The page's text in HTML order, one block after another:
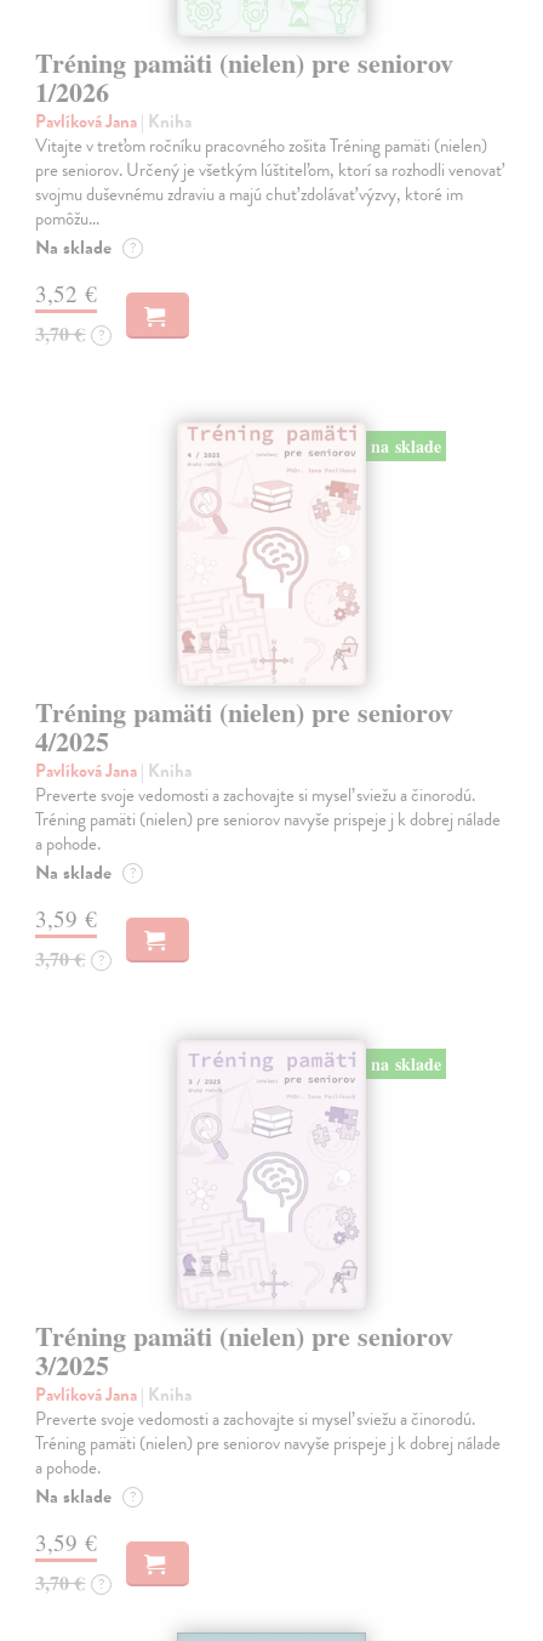
Tréning pamäti (nielen) pre seniorov
1/2026
Pavlíková Jana| Kniha
Vitajte v treťom ročníku pracovného zošita Tréning pamäti (nielen)
pre seniorov. Určený je všetkým lúštiteľom, ktorí sa rozhodli venovať
svojmu duševnému zdraviu a majú chuť zdolávať výzvy, ktoré im
pomôžu…
Na sklade ?
3,52 €
3,70 € ?
na sklade
Tréning pamäti (nielen) pre seniorov
4/2025
Pavlíková Jana| Kniha
Preverte svoje vedomosti a zachovajte si myseľ sviežu a činorodú.
Tréning pamäti (nielen) pre seniorov navyše prispeje j k dobrej nálade
a pohode.
Na sklade ?
3,59 €
3,70 € ?
na sklade
Tréning pamäti (nielen) pre seniorov
3/2025
Pavlíková Jana| Kniha
Preverte svoje vedomosti a zachovajte si myseľ sviežu a činorodú.
Tréning pamäti (nielen) pre seniorov navyše prispeje j k dobrej nálade
a pohode.
Na sklade ?
3,59 €
3,70 € ?